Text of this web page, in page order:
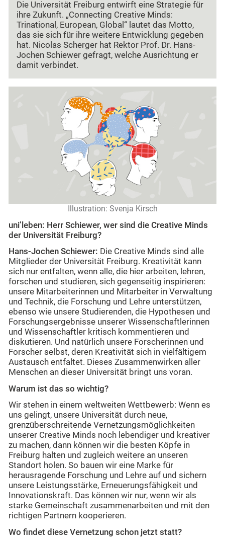
Die Universität Freiburg entwirft eine Strategie für
ihre Zukunft. „Connecting Creative Minds:
Trinational, European, Global“ lautet das Motto,
das sie sich für ihre weitere Entwicklung gegeben
hat. Nicolas Scherger hat Rektor Prof. Dr. Hans-
Jochen Schiewer gefragt, welche Ausrichtung er
damit verbindet.
Illustration: Svenja Kirsch
uni’leben: Herr Schiewer, wer sind die Creative Minds
der Universität Freiburg?
Hans-Jochen Schiewer: Die Creative Minds sind alle
Mitglieder der Universität Freiburg. Kreativität kann
sich nur entfalten, wenn alle, die hier arbeiten, lehren,
forschen und studieren, sich gegenseitig inspirieren:
unsere Mitarbeiterinnen und Mitarbeiter in Verwaltung
und Technik, die Forschung und Lehre unterstützen,
ebenso wie unsere Studierenden, die Hypothesen und
Forschungsergebnisse unserer Wissenschaftlerinnen
und Wissenschaftler kritisch kommentieren und
diskutieren. Und natürlich unsere Forscherinnen und
Forscher selbst, deren Kreativität sich in vielfältigem
Austausch entfaltet. Dieses Zusammenwirken aller
Menschen an dieser Universität bringt uns voran.
Warum ist das so wichtig?
Wir stehen in einem weltweiten Wettbewerb: Wenn es
uns gelingt, unsere Universität durch neue,
grenzüberschreitende Vernetzungsmöglichkeiten
unserer Creative Minds noch lebendiger und kreativer
zu machen, dann können wir die besten Köpfe in
Freiburg halten und zugleich weitere an unseren
Standort holen. So bauen wir eine Marke für
herausragende Forschung und Lehre auf und sichern
unsere Leistungsstärke, Erneuerungsfähigkeit und
Innovationskraft. Das können wir nur, wenn wir als
starke Gemeinschaft zusammenarbeiten und mit den
richtigen Partnern kooperieren.
Wo findet diese Vernetzung schon jetzt statt?